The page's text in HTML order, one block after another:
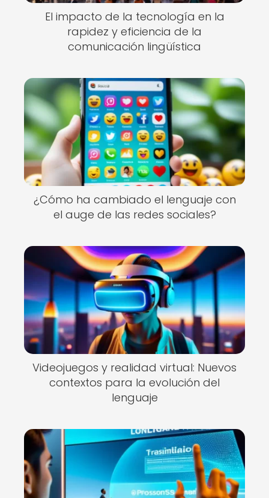
El impacto de la tecnología en la
rapidez y eficiencia de la
comunicación lingüística
¿Cómo ha cambiado el lenguaje con
el auge de las redes sociales?
Videojuegos y realidad virtual: Nuevos
contextos para la evolución del
lenguaje